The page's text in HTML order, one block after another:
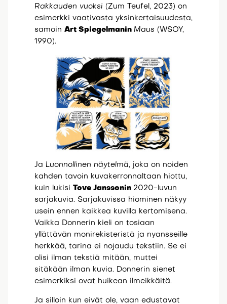
Rakkauden vuoksi (Zum Teufel, 2023) on
esimerkki vaativasta yksinkertaisuudesta,
samoin Art Spiegelmanin Maus (WSOY,
1990).
Ja Luonnollinen näytelmä, joka on noiden
kahden tavoin kuvakerronnaltaan hiottu,
kuin lukisi Tove Janssonin 2020-luvun
sarjakuvia. Sarjakuvissa hiominen näkyy
usein ennen kaikkea kuvilla kertomisena.
Vaikka Donnerin kieli on tosiaan
yllättävän monirekisteristä ja nyansseille
herkkää, tarina ei nojaudu tekstiin. Se ei
olisi ilman tekstiä mitään, muttei
sitäkään ilman kuvia. Donnerin sienet
esimerkiksi ovat huikean ilmeikkäitä.
Ja silloin kun eivät ole, vaan edustavat